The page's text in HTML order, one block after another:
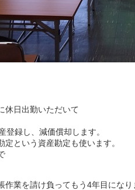
休日出勤いただいて
登録し、減価償却します。
定という資産勘定も使います。
作業を請け負ってもう4年目になり